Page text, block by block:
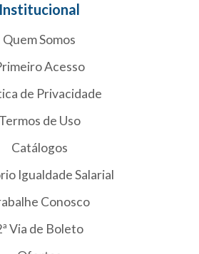
Institucional
Quem Somos
Acesso
de Privacidade
Termos de Uso
Catálogos
Igualdade Salarial
Conosco
Via de Boleto